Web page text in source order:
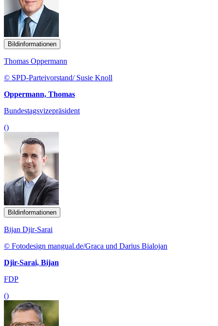
Bildinformationen
Thomas Oppermann
© SPD-Parteivorstand/ Susie Knoll
Oppermann, Thomas
Bundestagsvizepräsident
()
Bildinformationen
Bijan Djir-Sarai
© Fotodesign mangual.de/Graca und Darius Bialojan
Djir-Sarai, Bijan
FDP
()